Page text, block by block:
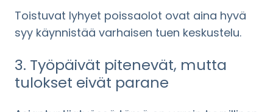
Toistuvat lyhyet poissaolot ovat aina hyvä
syy käynnistää varhaisen tuen keskustelu.
3. Työpäivät pitenevät, mutta
tulokset eivät parane